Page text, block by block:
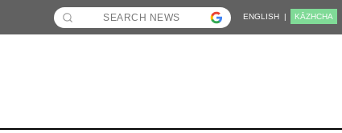
ENGLISH | KĀZHCHA